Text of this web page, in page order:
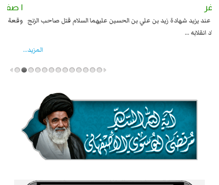
٢ صفر
السبايا عند يزيد شهادة زيد بن علي بن الحسين عليهما السلام قتل صاحب الزنج
واخماد انقلابه ...
المزید...